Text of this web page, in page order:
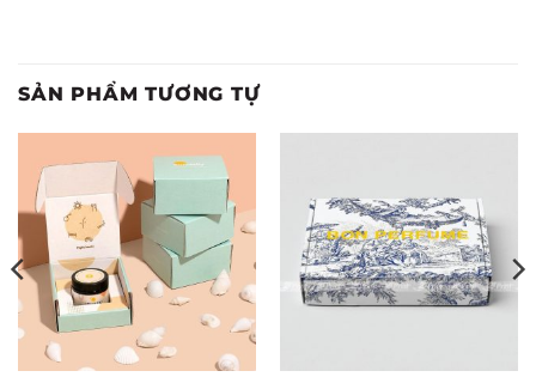
SẢN PHẨM TƯƠNG TỰ